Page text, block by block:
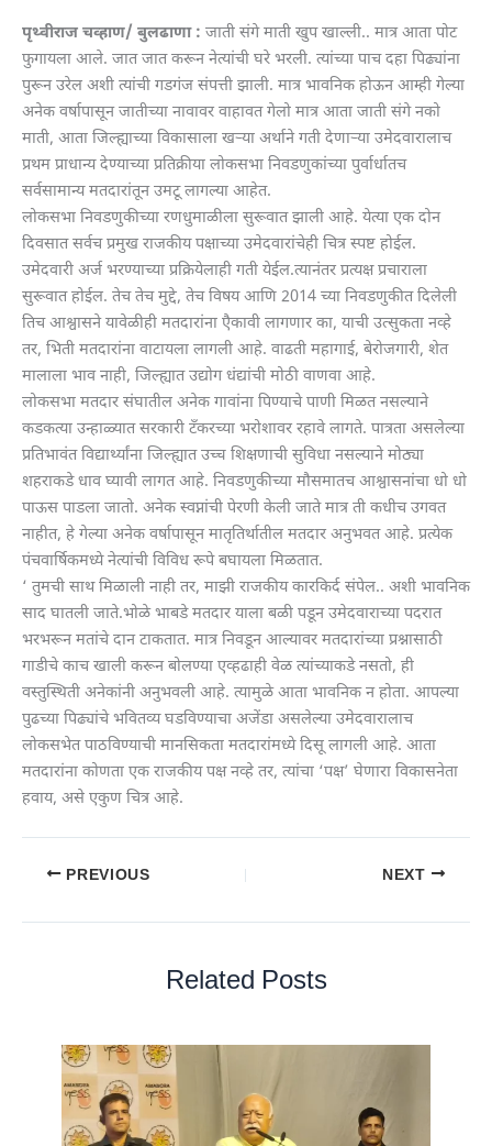
पृथ्वीराज चव्हाण/ बुलढाणा : जाती संगे माती खुप खाल्ली.. मात्र आता पोट
फुगायला आले. जात जात करून नेत्यांची घरे भरली. त्यांच्या पाच दहा पिढ्यांना
पुरून उरेल अशी त्यांची गडगंज संपत्ती झाली. मात्र भावनिक होऊन आम्ही गेल्या
अनेक वर्षापासून जातीच्या नावावर वाहावत गेलो मात्र आता जाती संगे नको
माती, आता जिल्ह्याच्या विकासाला खऱ्या अर्थाने गती देणाऱ्या उमेदवारालाच
प्रथम प्राधान्य देण्याच्या प्रतिक्रीया लोकसभा निवडणुकांच्या पुर्वार्धातच
सर्वसामान्य मतदारांतून उमटू लागल्या आहेत.
लोकसभा निवडणुकीच्या रणधुमाळीला सुरूवात झाली आहे. येत्या एक दोन
दिवसात सर्वच प्रमुख राजकीय पक्षाच्या उमेदवारांचेही चित्र स्पष्ट होईल.
उमेदवारी अर्ज भरण्याच्या प्रक्रियेलाही गती येईल.त्यानंतर प्रत्यक्ष प्रचाराला
सुरूवात होईल. तेच तेच मुद्दे, तेच विषय आणि 2014 च्या निवडणुकीत दिलेली
तिच आश्वासने यावेळीही मतदारांना एैकावी लागणार का, याची उत्सुकता नव्हे
तर, भिती मतदारांना वाटायला लागली आहे. वाढती महागाई, बेरोजगारी, शेत
मालाला भाव नाही, जिल्ह्यात उद्योग धंद्यांची मोठी वाणवा आहे.
लोकसभा मतदार संघातील अनेक गावांना पिण्याचे पाणी मिळत नसल्याने
कडकत्या उन्हाळ्यात सरकारी टँकरच्या भरोशावर रहावे लागते. पात्रता असलेल्या
प्रतिभावंत विद्यार्थ्यांना जिल्ह्यात उच्च शिक्षणाची सुविधा नसल्याने मोठ्या
शहराकडे धाव घ्यावी लागत आहे. निवडणुकीच्या मौसमातच आश्वासनांचा धो धो
पाऊस पाडला जातो. अनेक स्वप्नांची पेरणी केली जाते मात्र ती कधीच उगवत
नाहीत, हे गेल्या अनेक वर्षापासून मातृतिर्थातील मतदार अनुभवत आहे. प्रत्येक
पंचवार्षिकमध्ये नेत्यांची विविध रूपे बघायला मिळतात.
‘ तुमची साथ मिळाली नाही तर, माझी राजकीय कारकिर्द संपेल.. अशी भावनिक
साद घातली जाते.भोळे भाबडे मतदार याला बळी पडून उमेदवाराच्या पदरात
भरभरून मतांचे दान टाकतात. मात्र निवडून आल्यावर मतदारांच्या प्रश्नासाठी
गाडीचे काच खाली करून बोलण्या एव्हढाही वेळ त्यांच्याकडे नसतो, ही
वस्तुस्थिती अनेकांनी अनुभवली आहे. त्यामुळे आता भावनिक न होता. आपल्या
पुढच्या पिढ्यांचे भवितव्य घडविण्याचा अजेंडा असलेल्या उमेदवारालाच
लोकसभेत पाठविण्याची मानसिकता मतदारांमध्ये दिसू लागली आहे. आता
मतदारांना कोणता एक राजकीय पक्ष नव्हे तर, त्यांचा ‘पक्ष’ घेणारा विकासनेता
हवाय, असे एकुण चित्र आहे.
PREVIOUS NEXT
Related Posts